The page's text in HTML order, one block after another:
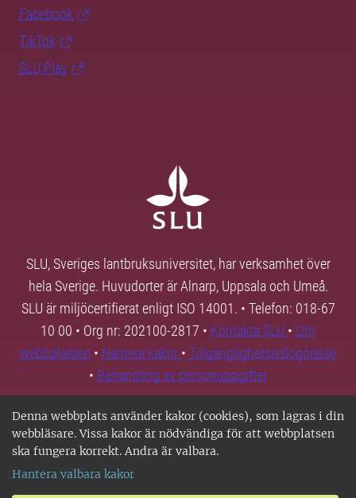
Denna webbplats använder kakor (cookies), som lagras i din
webbläsare. Vissa kakor är nödvändiga för att webbplatsen
ska fungera korrekt. Andra är valbara.
Hantera valbara kakor
Facebook
TikTok
SLU Play
SLU, Sveriges lantbruksuniversitet, har verksamhet över
hela Sverige. Huvudorter är Alnarp, Uppsala och Umeå.
SLU är miljöcertifierat enligt ISO 14001. • Telefon: 018-67
10 00 • Org nr: 202100-2817 • Kontakta SLU • Om
webbplatsen • Hantera kakor • Tillgänglighetsredogörelse
• Behandling av personuppgifter